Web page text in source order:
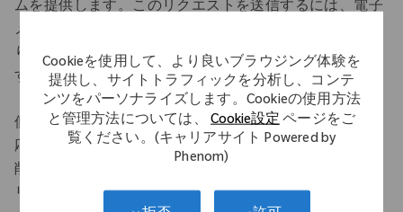
Cookieを使用して、より良いブラウジング体験を
提供し、サイトトラフィックを分析し、コンテ
ンツをパーソナライズします。Cookieの使用方法
と管理方法については、Cookie設定ページをご
覧ください。(キャリアサイト Powered by
Phenom)
ムを提供します。このリクエストを送信するには、電子
メールを提供し、電子メールの確認を完了する必要があ
ります。リクエストは30日以内に確認され、回答されま
す。
個人情報の削除をリクエストすると、アクティブな求人
応募を含むキャリアサイトからプロファイル情報全体が
削除されることに注意してください。これにより、キャ
リアサイトで作成した可能性のあるサブスクリプション